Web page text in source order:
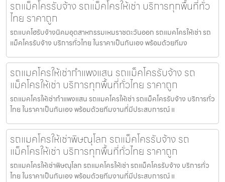
รถแม็คโครรับจ้าง รถแม็คโครให้เช่า บริการทุกพื้นที่ทั่ว
ไทย ราคาถูก
รถแบคโฮรับจ้างนิคมอุตสาหกรรมเหมราชตะวันออก รถแมคโครให้เช่า รถ
แม็คโครรับจ้าง บริการทั่วไทย ในราคาเป็นกันเอง พร้อมด้วยทีมง
รถแมคโครให้เช่ากำแพงแสน รถแม็คโครรับจ้าง รถ
แม็คโครให้เช่า บริการทุกพื้นที่ทั่วไทย ราคาถูก
รถแมคโครให้เช่ากำแพงแสน รถแมคโครให้เช่า รถแม็คโครรับจ้าง บริการทั่ว
ไทย ในราคาเป็นกันเอง พร้อมด้วยทีมงานที่มีประสบการณ์ แ
รถแมคโครให้เช่าพิษณุโลก รถแม็คโครรับจ้าง รถ
แม็คโครให้เช่า บริการทุกพื้นที่ทั่วไทย ราคาถูก
รถแมคโครให้เช่าพิษณุโลก รถแมคโครให้เช่า รถแม็คโครรับจ้าง บริการทั่ว
ไทย ในราคาเป็นกันเอง พร้อมด้วยทีมงานที่มีประสบการณ์ แ